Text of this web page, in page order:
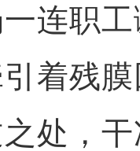
连职
着残
处，